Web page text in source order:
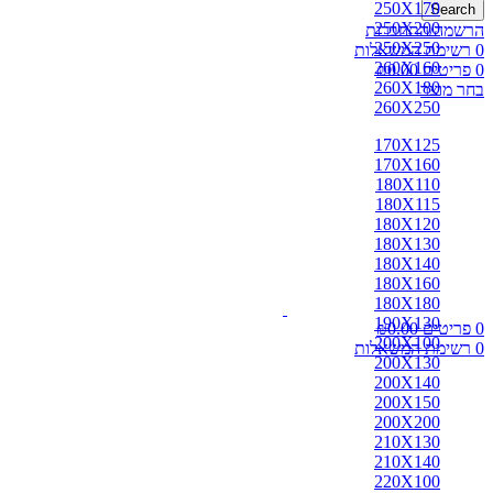
Search
הרשמה/התחברות
0 רשימת המשאלות
0 פריטים ₪0.00
בחר מוצר
0 פריטים ₪0.00
0 רשימת המשאלות
250X170
250X200
250X250
260X160
260X180
260X250
170X125
170X160
180X110
180X115
180X120
180X130
180X140
180X160
180X180
190X130
200X100
200X130
200X140
200X150
200X200
210X130
210X140
220X100